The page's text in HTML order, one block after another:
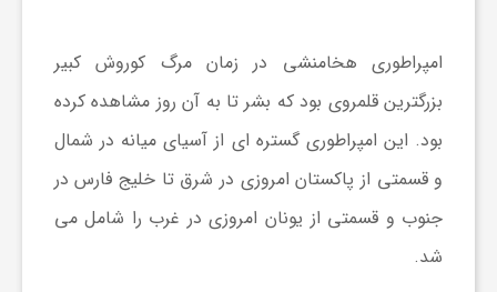
امپراطوری هخامنشی در زمان مرگ کوروش کبیر
بزرگترین قلمروی بود که بشر تا به آن روز مشاهده کرده
بود. این امپراطوری گستره ای از آسیای میانه در شمال
و قسمتی از پاکستان امروزی در شرق تا خلیج فارس در
جنوب و قسمتی از یونان امروزی در غرب را شامل می
شد.